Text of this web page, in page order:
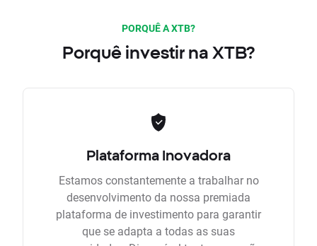
PORQUÊ A XTB?
Porquê investir na XTB?
Plataforma Inovadora
Estamos constantemente a trabalhar no
desenvolvimento da nossa premiada
plataforma de investimento para garantir
que se adapta a todas as suas